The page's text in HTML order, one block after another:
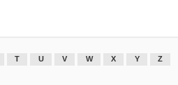
T U V W X Y Z